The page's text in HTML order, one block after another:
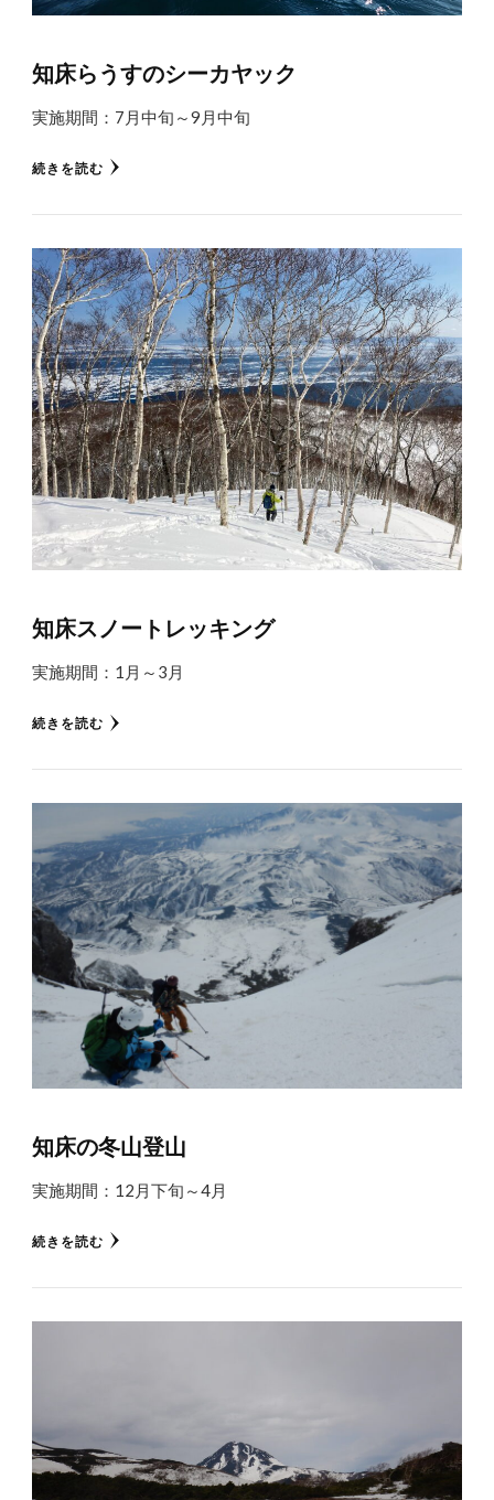
知床らうすのシーカヤック
実施期間：7月中旬～9月中旬
続きを読む
知床スノートレッキング
実施期間：1月～3月
続きを読む
知床の冬山登山
実施期間：12月下旬～4月
続きを読む